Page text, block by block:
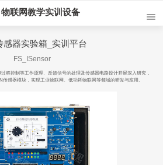
物联网教学实训设备
感器实验箱_实训平台
FS_ISensor
程控制等工作原理、反馈信号的处理及传感器电路设计开展深入研究，
感器模块，实现工业物联网、低功耗物联网等领域的研发与应用。